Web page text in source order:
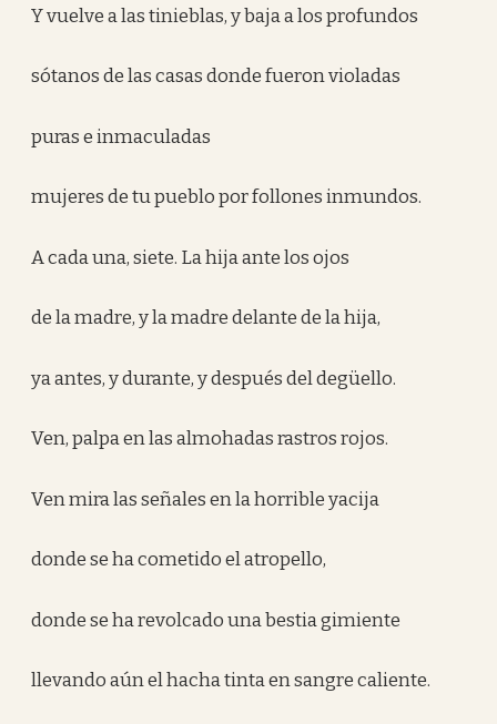
Y vuelve a las tinieblas, y baja a los profundos
sótanos de las casas donde fueron violadas
puras e inmaculadas
mujeres de tu pueblo por follones inmundos.
A cada una, siete. La hija ante los ojos
de la madre, y la madre delante de la hija,
ya antes, y durante, y después del degüello.
Ven, palpa en las almohadas rastros rojos.
Ven mira las señales en la horrible yacija
donde se ha cometido el atropello,
donde se ha revolcado una bestia gimiente
llevando aún el hacha tinta en sangre caliente.